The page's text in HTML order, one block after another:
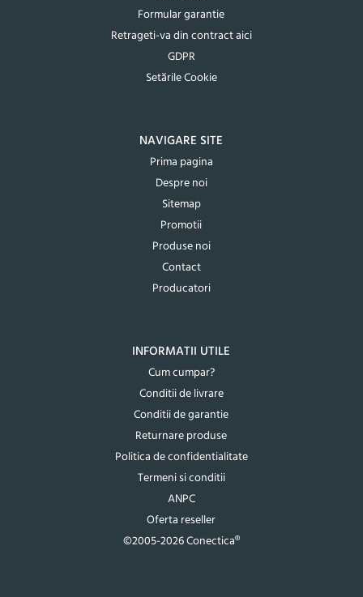
Formular garantie
Retrageti-va din contract aici
GDPR
Setările Cookie
NAVIGARE SITE
Prima pagina
Despre noi
Sitemap
Promotii
Produse noi
Contact
Producatori
INFORMATII UTILE
Cum cumpar?
Conditii de livrare
Conditii de garantie
Returnare produse
Politica de confidentialitate
Termeni si conditii
ANPC
Oferta reseller
©2005-2026 Conectica®